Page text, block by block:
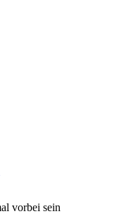
vorbei sein